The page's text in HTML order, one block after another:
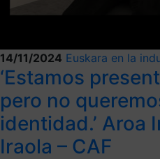
14/11/2024 Euskara en la
‘Estamos
pero no
identidad.’ Aroa
Iraola – CAF